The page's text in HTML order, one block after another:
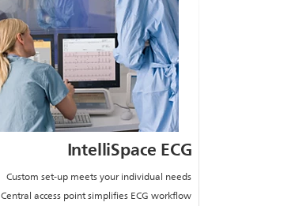
IntelliSpace ECG
Custom set-up meets your individual needs
Central access point simplifies ECG workflow